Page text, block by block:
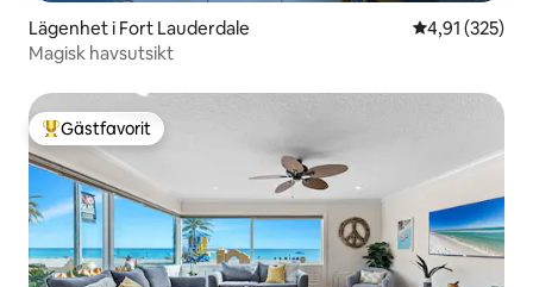
Lägenhet i Fort Lauderdale 4,91 av 5 i
4,91 (325)
Magisk havsutsikt
Populär gästfavorit
Gästfavorit